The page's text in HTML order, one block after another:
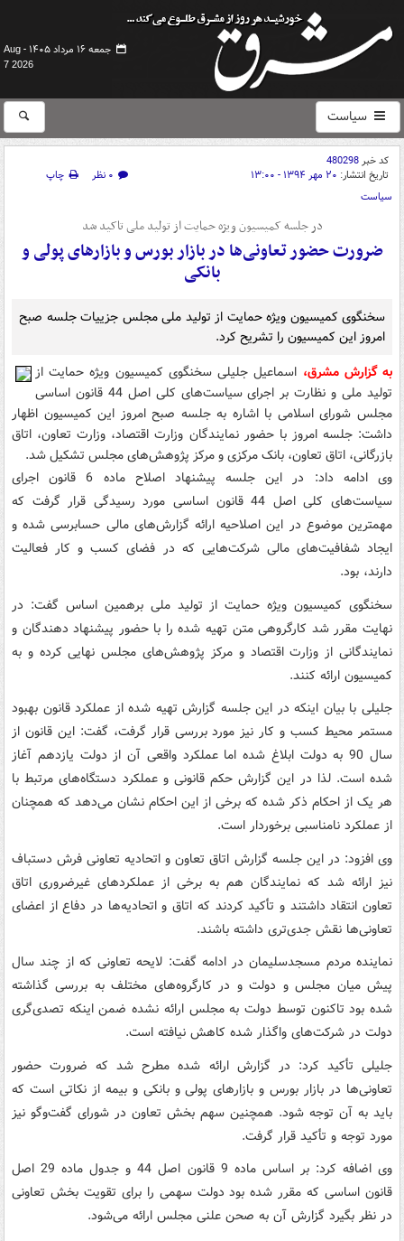
جمعه ۱۶ مرداد ۱۴۰۵ -
Aug
7 2026
سیاست
کد خبر480298
تاریخ انتشار: ۲۰ مهر ۱۳۹۴ - ۱۳:۰۰ ۰ نظر
چاپ
سیاست
در جلسه کمیسیون ویژه حمایت از تولید ملی تاکید شد
ضرورت حضور تعاونی‌ها در بازار بورس و بازارهای پولی و
بانکی
سخنگوی کمیسیون ویژه حمایت از تولید ملی مجلس جزییات جلسه صبح
امروز این کمیسیون را تشریح کرد.
به گزارش مشرق، اسماعیل جلیلی سخنگوی کمیسیون ویژه حمایت از
تولید ملی و نظارت بر اجرای سیاست‌های کلی اصل 44 قانون اساسی
مجلس شورای اسلامی با اشاره به جلسه صبح امروز این کمیسیون اظهار
داشت: جلسه امروز با حضور نمایندگان وزارت اقتصاد، وزارت تعاون، اتاق
بازرگانی، اتاق تعاون، بانک مرکزی و مرکز پژوهش‌های مجلس تشکیل شد.
وی ادامه داد: در این جلسه پیشنهاد اصلاح ماده 6 قانون اجرای
سیاست‌های کلی اصل 44 قانون اساسی مورد رسیدگی قرار گرفت که
مهمترین موضوع در این اصلاحیه ارائه گزارش‌های مالی حسابرسی شده و
ایجاد شفافیت‌های مالی شرکت‌هایی که در فضای کسب و کار فعالیت
دارند، بود.
سخنگوی کمیسیون ویژه حمایت از تولید ملی برهمین اساس گفت:‌ در
نهایت مقرر شد کارگروهی متن تهیه شده را با حضور پیشنهاد دهندگان و
نمایندگانی از وزارت اقتصاد و مرکز پژوهش‌های مجلس نهایی کرده و به
کمیسیون ارائه کنند.
جلیلی با بیان اینکه در این جلسه گزارش تهیه شده از عملکرد قانون بهبود
مستمر محیط کسب و کار نیز مورد بررسی قرار گرفت،‌ گفت: این قانون از
سال 90 به دولت ابلاغ شده اما عملکرد واقعی آن از دولت یازدهم آغاز
شده است. لذا در این گزارش حکم قانونی و عملکرد دستگاه‌های مرتبط با
هر یک از احکام ذکر شده که برخی از این احکام نشان می‌دهد که همچنان
از عملکرد نامناسبی برخوردار است.
وی افزود: در این جلسه گزارش اتاق تعاون و اتحادیه تعاونی فرش دستباف
نیز ارائه شد که نمایندگان هم به برخی از عملکردهای غیرضروری اتاق
تعاون انتقاد داشتند و تأکید کردند که اتاق و اتحادیه‌ها در دفاع از اعضای
تعاونی‌ها نقش جدی‌تری داشته باشند.
نماینده مردم مسجدسلیمان در ادامه گفت: لایحه تعاونی که از چند سال
پیش میان مجلس و دولت و در کارگروه‌های مختلف به بررسی گذاشته
شده بود تاکنون توسط دولت به مجلس ارائه نشده ضمن اینکه تصدی‌گری
دولت در شرکت‌های واگذار شده کاهش نیافته است.
جلیلی تأکید کرد: در گزارش ارائه شده مطرح شد که ضرورت حضور
تعاونی‌ها در بازار بورس و بازارهای پولی و بانکی و بیمه از نکاتی است که
باید به آن توجه شود. همچنین سهم بخش تعاون در شورای گفت‌وگو نیز
مورد توجه و تأکید قرار گرفت.
وی اضافه کرد: بر اساس ماده 9 قانون اصل 44 و جدول ماده 29 اصل
قانون اساسی که مقرر شده بود دولت سهمی را برای تقویت بخش تعاونی
در نظر بگیرد گزارش آن به صحن علنی مجلس ارائه می‌شود.